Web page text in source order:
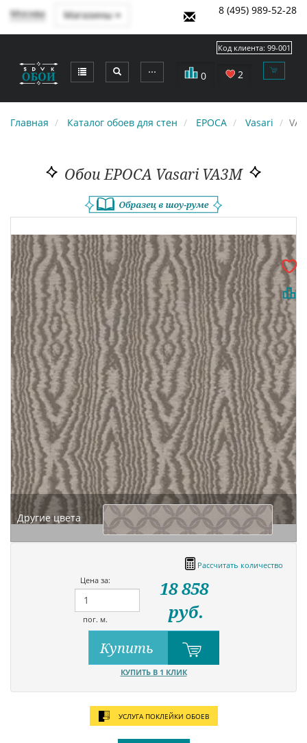
Москва Магазины 8 (495) 989-52-28
⋯ 0 2
Код клиента: 99-001
Главная Каталог обоев для стен EPOCA Vasari
Обои EPOCA Vasari VA3M
Другие цвета
Рассчитать количество
Цена за:
пог. м.
18 858
руб.
Купить
КУПИТЬ В 1 КЛИК
УСЛУГА ПОКЛЕЙКИ ОБОЕВ